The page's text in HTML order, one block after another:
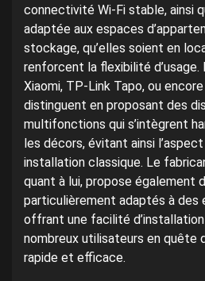
connectivité Wi-Fi stable, ainsi
adaptée aux espaces
stockage, qu’elles soient en
renforcent la flexibilité
Xiaomi, TP-Link Tapo, ou
distinguent en proposant des
multifonctions qui s’intègrent
les décors, évitant ainsi l’aspect
installation classique. Le
quant à lui, propose également
particulièrement adaptés à des
offrant une facilité
nombreux utilisateurs en quête
rapide et efficace.